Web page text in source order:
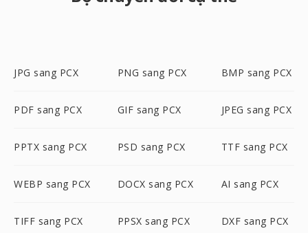
JPG sang PCX PNG sang PCX BMP sang PCX
PDF sang PCX GIF sang PCX JPEG sang PCX
PPTX sang PCX PSD sang PCX TTF sang PCX
WEBP sang PCX DOCX sang PCX AI sang PCX
TIFF sang PCX PPSX sang PCX DXF sang PCX